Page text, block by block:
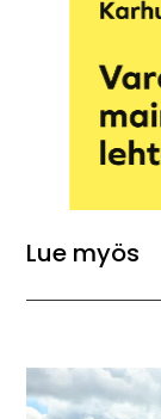
Lue myös